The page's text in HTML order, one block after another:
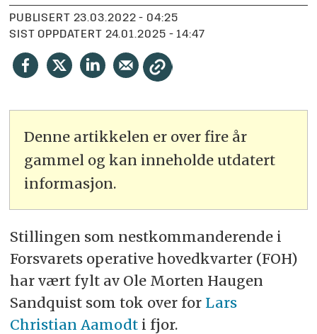
PUBLISERT
23.03.2022 - 04:25
SIST OPPDATERT
24.01.2025 - 14:47
Denne artikkelen er over fire år
gammel og kan inneholde utdatert
informasjon.
Stillingen som nestkommanderende i
Forsvarets operative hovedkvarter (FOH)
har vært fylt av Ole Morten Haugen
Sandquist som tok over for Lars
Christian Aamodti fjor.